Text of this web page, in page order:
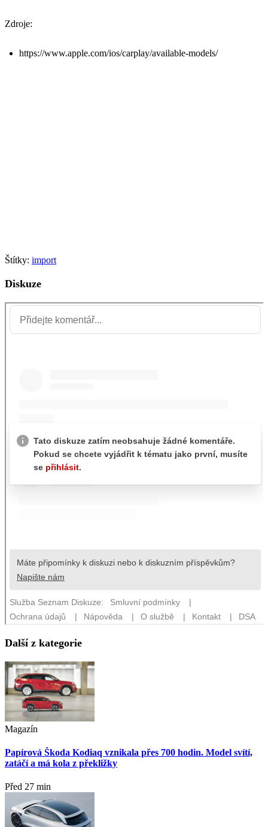
Zdroje:
https://www.apple.com/ios/carplay/available-models/
Štítky: import
Diskuze
Další z kategorie
Magazín
Papírová Škoda Kodiaq vznikala přes 700 hodin. Model svítí,
zatáčí a má kola z překližky
Před 27 min